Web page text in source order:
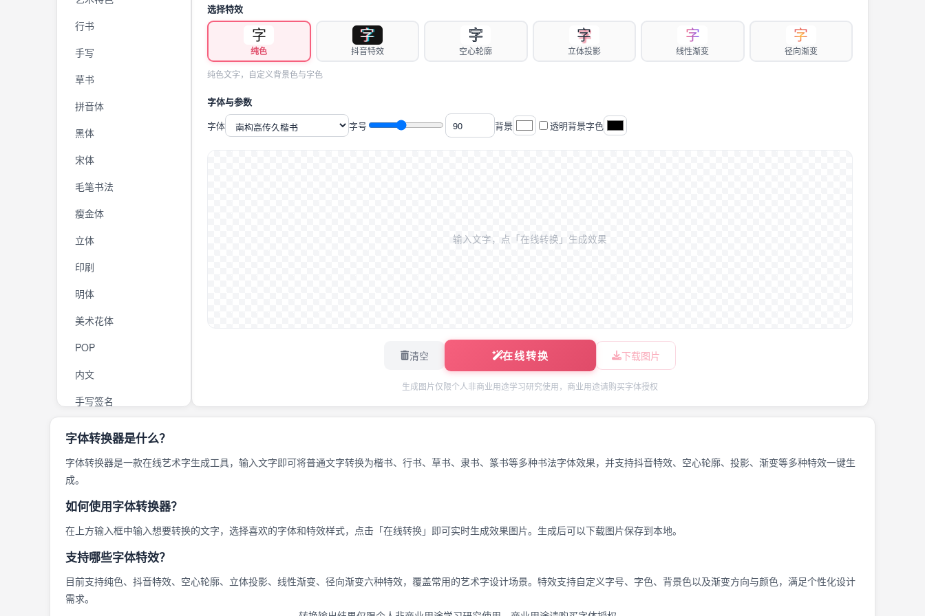
行书
手写
草书
拼音体
黑体
宋体
毛笔书法
瘦金体
立体
印刷
明体
美术花体
POP
内文
手写签名
硬笔
其他
电商海报
包装
隶书
选择特效
字
纯色
字
抖音特效
字
空心轮廓
字
立体投影
字
线性渐变
字
径向渐变
纯色文字，自定义背景色与字色
字体与参数
字体
字号 背景 透明背景字色
输入文字，点「在线转换」生成效果
清空 在线转换 下载图片
生成图片仅限个人非商业用途学习研究使用，商业用途请购买字体授权
字体转换器是什么？
字体转换器是一款在线艺术字生成工具，输入文字即可将普通文字转换为楷书、行书、草书、隶书、篆书等多种书法字体效果，并支持抖音特效、空心轮廓、投影、渐变等多种特效一键生
成。
如何使用字体转换器？
在上方输入框中输入想要转换的文字，选择喜欢的字体和特效样式，点击「在线转换」即可实时生成效果图片。生成后可以下载图片保存到本地。
支持哪些字体特效？
目前支持纯色、抖音特效、空心轮廓、立体投影、线性渐变、径向渐变六种特效，覆盖常用的艺术字设计场景。特效支持自定义字号、字色、背景色以及渐变方向与颜色，满足个性化设计
需求。